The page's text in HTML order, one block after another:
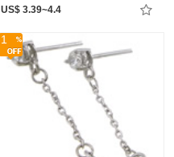
US$ 3.39~4.4
1